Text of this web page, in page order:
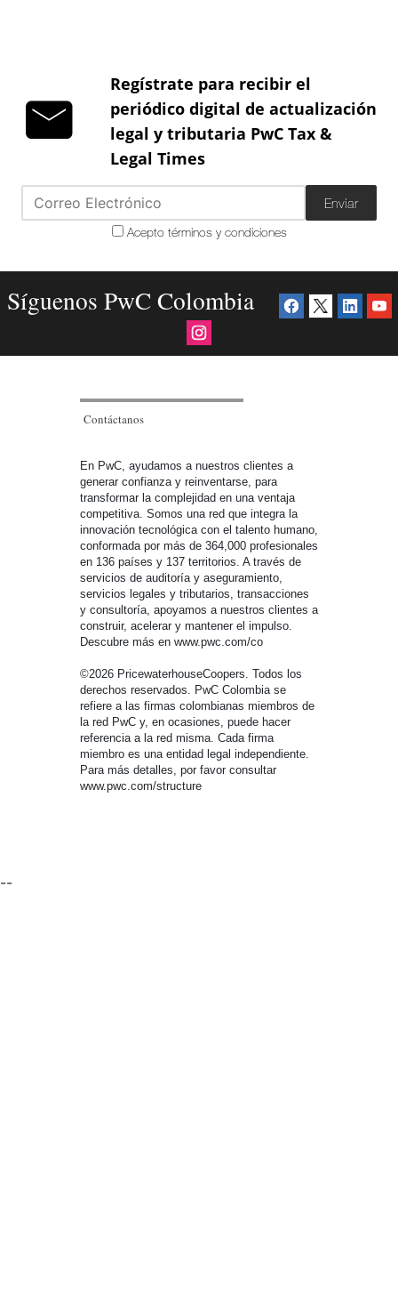
Regístrate para recibir el
periódico digital de actualización
legal y tributaria PwC Tax &
Legal Times
Enviar
Acepto términos y condiciones
Síguenos PwC Colombia
Contáctanos
En PwC, ayudamos a nuestros clientes a
generar confianza y reinventarse, para
transformar la complejidad en una ventaja
competitiva. Somos una red que integra la
innovación tecnológica con el talento humano,
conformada por más de 364,000 profesionales
en 136 países y 137 territorios. A través de
servicios de auditoría y aseguramiento,
servicios legales y tributarios, transacciones
y consultoría, apoyamos a nuestros clientes a
construir, acelerar y mantener el impulso.
Descubre más en www.pwc.com/co
©2026 PricewaterhouseCoopers. Todos los
derechos reservados. PwC Colombia se
refiere a las firmas colombianas miembros de
la red PwC y, en ocasiones, puede hacer
referencia a la red misma. Cada firma
miembro es una entidad legal independiente.
Para más detalles, por favor consultar
www.pwc.com/structure
--